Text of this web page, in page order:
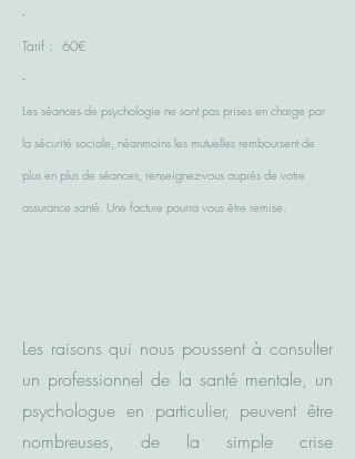
-
Tarif : 60€
-
Les séances de psychologie ne sont pas prises en charge par
la sécurité sociale, néanmoins les mutuelles remboursent de
plus en plus de séances, renseignez-vous auprès de votre
assurance santé. Une facture pourra vous être remise.
Les raisons qui nous poussent à consulter
un professionnel de la santé mentale, un
psychologue en particulier, peuvent être
nombreuses, de la simple crise